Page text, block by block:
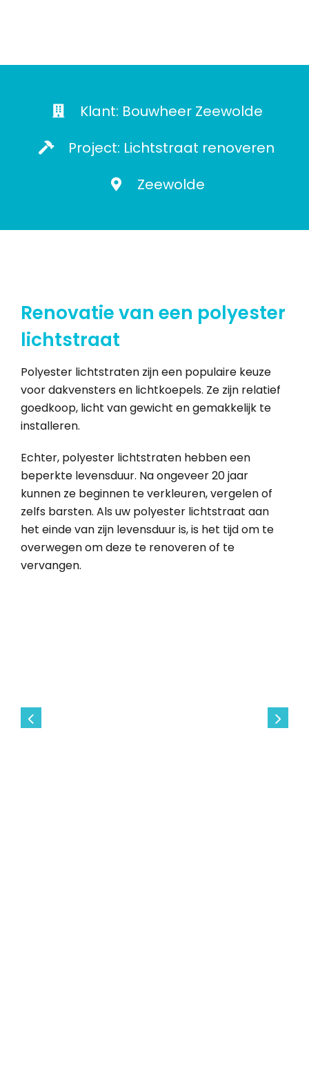
Klant: Bouwheer Zeewolde
Project: Lichtstraat renoveren
Zeewolde
Renovatie van een polyester
lichtstraat
Polyester lichtstraten zijn een populaire keuze
voor dakvensters en lichtkoepels. Ze zijn relatief
goedkoop, licht van gewicht en gemakkelijk te
installeren.
Echter, polyester lichtstraten hebben een
beperkte levensduur. Na ongeveer 20 jaar
kunnen ze beginnen te verkleuren, vergelen of
zelfs barsten. Als uw polyester lichtstraat aan
het einde van zijn levensduur is, is het tijd om te
overwegen om deze te renoveren of te
vervangen.